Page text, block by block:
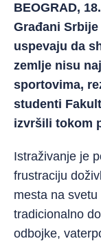
BEOGRAD,
Građani
uspevaju da
zemlje nisu
sportovima,
studenti
izvršili tokom
Istraživanje je
frustraciju
mesta na
tradicionalno
odbojke,